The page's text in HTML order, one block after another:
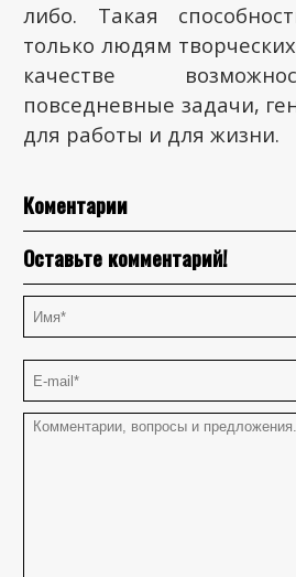
либо. Такая
только людям
качестве
повседневные задачи,
для работы и для жизни.
Коментарии
Оставьте комментарий!